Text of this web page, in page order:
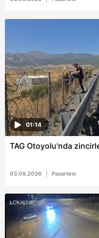
hazırlanmış Aydınlatma
01:14
TAG Otoyolu'nda
03.08.2026 Pazartesi